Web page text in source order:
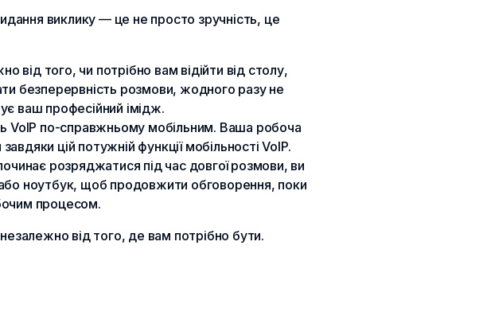
виклику — це не просто зручність, це
від того, чи потрібно вам відійти від столу,
безперервність розмови, жодного разу не
ваш професійний імідж.
VoIP по-справжньому мобільним. Ваша робоча
цій потужній функції мобільності VoIP.
розряджатися під час довгої розмови, ви
ноутбук, щоб продовжити обговорення, поки
процесом.
від того, де вам потрібно бути.